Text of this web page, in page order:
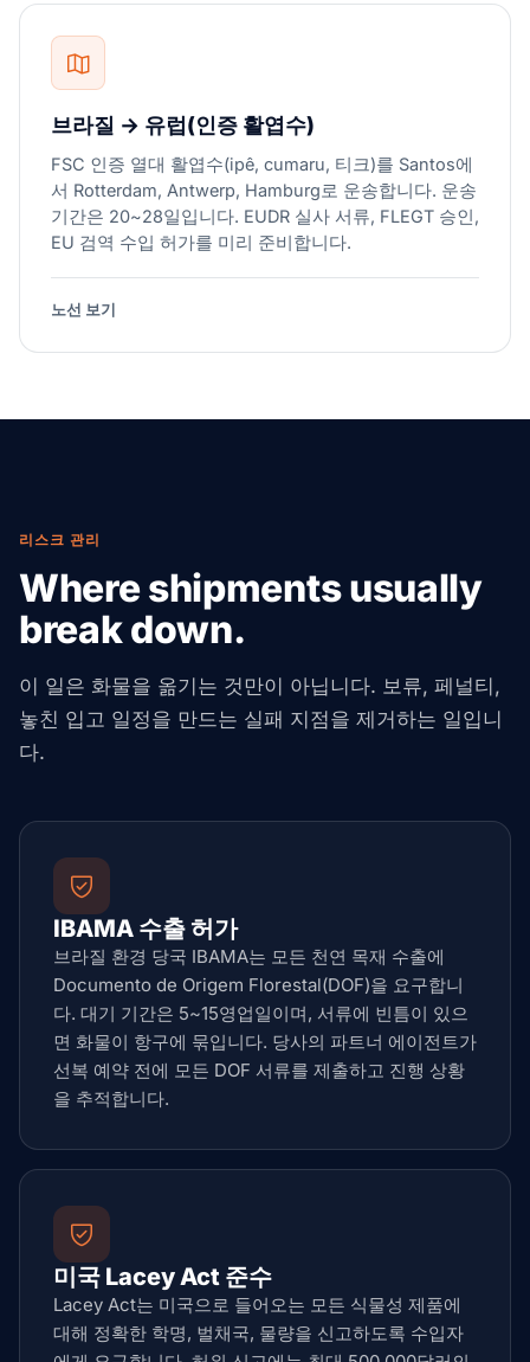
브라질 → 유럽(인증 활엽수)
FSC 인증 열대 활엽수(ipê, cumaru, 티크)를 Santos에
서 Rotterdam, Antwerp, Hamburg로 운송합니다. 운송
기간은 20~28일입니다. EUDR 실사 서류, FLEGT 승인,
EU 검역 수입 허가를 미리 준비합니다.
노선 보기
리스크 관리
Where shipments usually
break down.
이 일은 화물을 옮기는 것만이 아닙니다. 보류, 페널티,
놓친 입고 일정을 만드는 실패 지점을 제거하는 일입니
다.
IBAMA 수출 허가
브라질 환경 당국 IBAMA는 모든 천연 목재 수출에
Documento de Origem Florestal(DOF)을 요구합니
다. 대기 기간은 5~15영업일이며, 서류에 빈틈이 있으
면 화물이 항구에 묶입니다. 당사의 파트너 에이전트가
선복 예약 전에 모든 DOF 서류를 제출하고 진행 상황
을 추적합니다.
미국 Lacey Act 준수
Lacey Act는 미국으로 들어오는 모든 식물성 제품에
대해 정확한 학명, 벌채국, 물량을 신고하도록 수입자